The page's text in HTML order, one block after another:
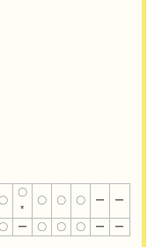
〇
〇
*
〇 〇 〇 ー ー
〇 ー 〇 〇 〇 ー ー